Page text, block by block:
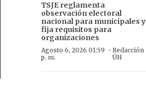
TSJE reglamenta
observación electoral
nacional para municipales y
fija requisitos para
organizaciones
Agosto 6, 2026 01:59
p. m.
· Redacción
ÚH